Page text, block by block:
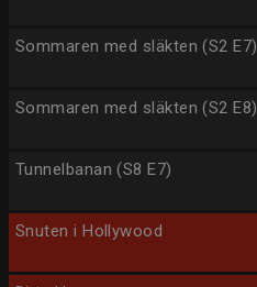
Sommaren med släkten (S2 E7)
Sommaren med släkten (S2 E8)
Tunnelbanan (S8 E7)
Snuten i Hollywood